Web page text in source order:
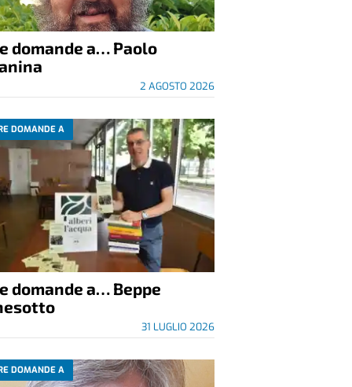
domande a… Paolo
2 AGOSTO 2026
DOMANDE A
domande a… Beppe
31 LUGLIO 2026
DOMANDE A